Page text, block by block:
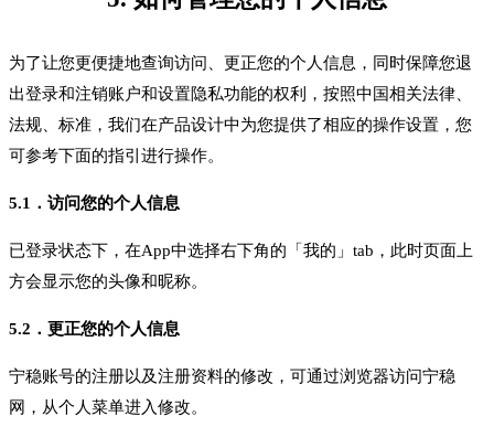
为了让您更便捷地查询访问、更正您的个人信息，同时保障您退
出登录和注销账户和设置隐私功能的权利，按照中国相关法律、
法规、标准，我们在产品设计中为您提供了相应的操作设置，您
可参考下面的指引进行操作。
5.1．访问您的个人信息
已登录状态下，在App中选择右下角的「我的」tab，此时页面上
方会显示您的头像和昵称。
5.2．更正您的个人信息
宁稳账号的注册以及注册资料的修改，可通过浏览器访问宁稳
网，从个人菜单进入修改。